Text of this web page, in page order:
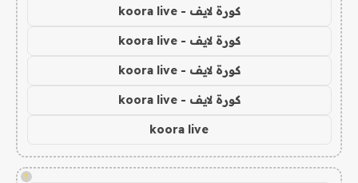
كورة لايف - koora live
كورة لايف - koora live
كورة لايف - koora live
كورة لايف - koora live
koora live
!